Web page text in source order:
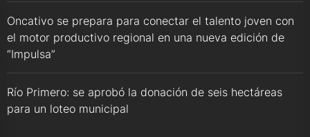
Oncativo se prepara para conectar el talento joven con
el motor productivo regional en una nueva edición de
“Impulsa”
Río Primero: se aprobó la donación de seis hectáreas
para un loteo municipal